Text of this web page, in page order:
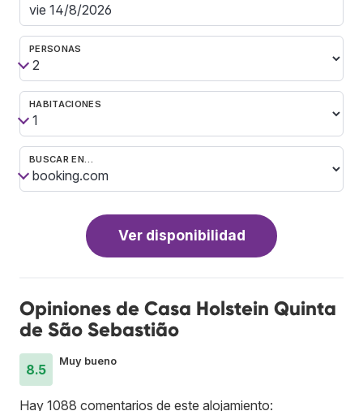
PERSONAS
HABITACIONES
BUSCAR EN…
Ver disponibilidad
Opiniones de Casa Holstein Quinta
de São Sebastião
8.5
Muy bueno
Hay 1088 comentarios de este alojamiento: